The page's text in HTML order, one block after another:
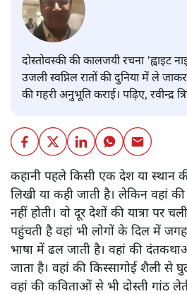
दोस्तोवस्की की कालजयी रचना 'ह्वाइट
उजली स्वप्निल रातों की दुनिया में ले
की गहरी अनुभूति कराई। पढ़िए, रवीन्द्र
कहानी पहले किसी एक देश या स्थान
लिखी या कही जाती है। लेकिन वहां की
नहीं होती। वो दूर देशों की यात्रा पर
पहुंचती है वहां भी लोगों के दिल में
भाषा में ढल जाती है। वहां की
जाता है। वहां की किस्सागोई शैली से
वहां की कविताओं से भी दोस्ती गांठ